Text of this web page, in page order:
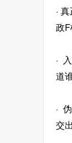
·
政
·
道
·
交